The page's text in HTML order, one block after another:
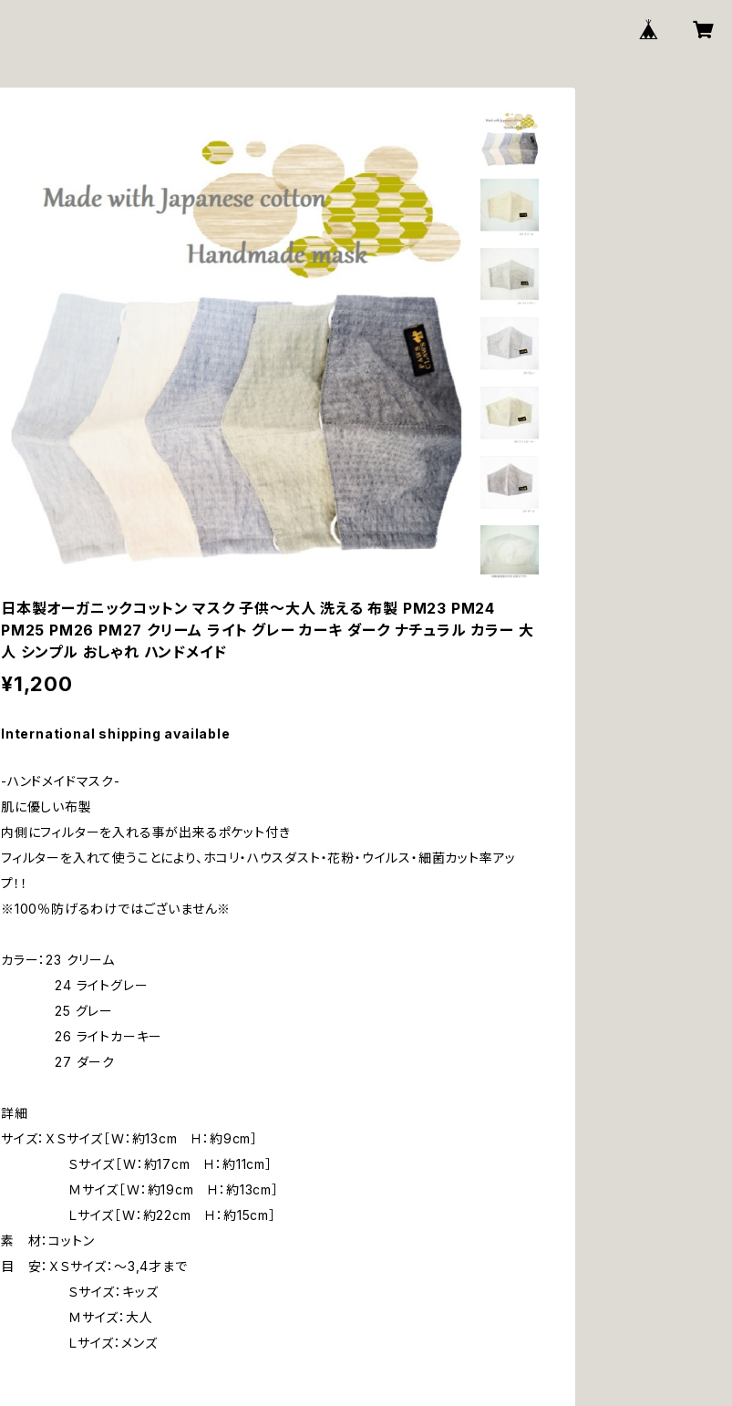
日本製オーガニックコットン マスク 子供～大人 洗える 布製 PM23 PM24
PM25 PM26 PM27 クリーム ライト グレー カーキ ダーク ナチュラル カラー 大
人 シンプル おしゃれ ハンドメイド
¥1,200
International shipping available
-ハンドメイドマスク-
肌に優しい布製
内側にフィルターを入れる事が出来るポケット付き
フィルターを入れて使うことにより、ホコリ・ハウスダスト・花粉・ウイルス・細菌カット率アッ
プ！！
※100％防げるわけではございません※
カラー：23 クリーム
24 ライトグレー
25 グレー
26 ライトカーキー
27 ダーク
詳細
サイズ：ＸＳサイズ［Ｗ：約13cm Ｈ：約9cm］
Ｓサイズ［Ｗ：約17cm Ｈ：約11cm］
Ｍサイズ［Ｗ：約19cm Ｈ：約13cm］
Ｌサイズ［Ｗ：約22cm Ｈ：約15cm］
素 材：コットン
目 安：ＸＳサイズ：～3,4才まで
Ｓサイズ：キッズ
Ｍサイズ：大人
Ｌサイズ：メンズ